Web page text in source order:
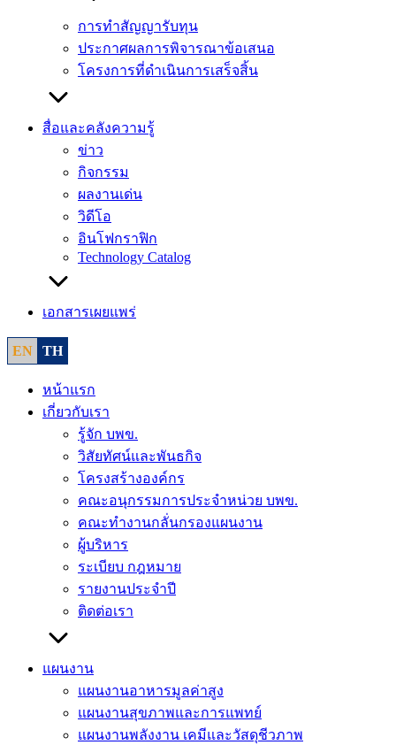
การทำสัญญารับทุน
ประกาศผลการพิจารณาข้อเสนอ
โครงการที่ดำเนินการเสร็จสิ้น
สื่อและคลังความรู้
ข่าว
กิจกรรม
ผลงานเด่น
วิดีโอ
อินโฟกราฟิก
Technology Catalog
เอกสารเผยแพร่
EN TH
หน้าแรก
เกี่ยวกับเรา
รู้จัก บพข.
วิสัยทัศน์และพันธกิจ
โครงสร้างองค์กร
คณะอนุกรรมการประจำหน่วย บพข.
คณะทำงานกลั่นกรองแผนงาน
ผู้บริหาร
ระเบียบ กฎหมาย
รายงานประจำปี
ติดต่อเรา
แผนงาน
แผนงานอาหารมูลค่าสูง
แผนงานสุขภาพและการแพทย์
แผนงานพลังงาน เคมีและวัสดุชีวภาพ